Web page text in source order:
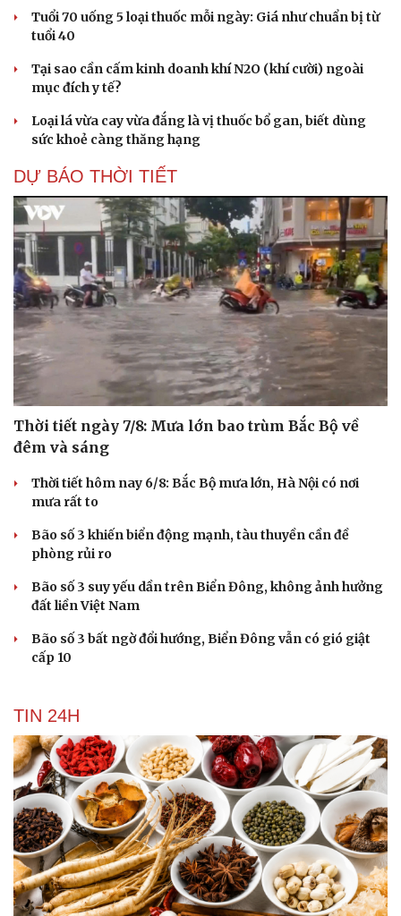
Tuổi 70 uống 5 loại thuốc mỗi ngày: Giá như chuẩn bị từ
tuổi 40
Tại sao cần cấm kinh doanh khí N2O (khí cười) ngoài
mục đích y tế?
Loại lá vừa cay vừa đắng là vị thuốc bổ gan, biết dùng
sức khoẻ càng thăng hạng
DỰ BÁO THỜI TIẾT
Thời tiết ngày 7/8: Mưa lớn bao trùm Bắc Bộ về
đêm và sáng
Thời tiết hôm nay 6/8: Bắc Bộ mưa lớn, Hà Nội có nơi
mưa rất to
Bão số 3 khiến biển động mạnh, tàu thuyền cần đề
phòng rủi ro
Bão số 3 suy yếu dần trên Biển Đông, không ảnh hưởng
đất liền Việt Nam
Bão số 3 bất ngờ đổi hướng, Biển Đông vẫn có gió giật
cấp 10
TIN 24H